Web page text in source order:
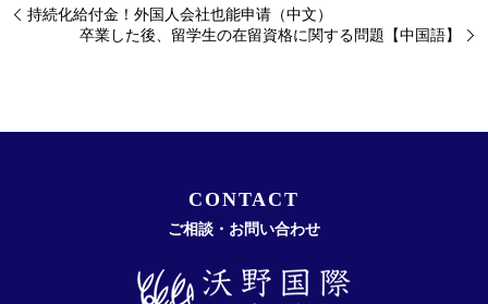
持続化給付金！外国人会社也能申请（中文）
卒業した後、留学生の在留資格に関する問題【中国語】
CONTACT
ご相談・お問い合わせ